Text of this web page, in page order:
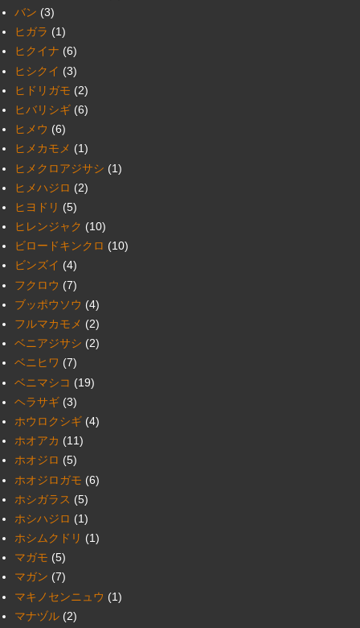
バン (3)
ヒガラ (1)
ヒクイナ (6)
ヒシクイ (3)
ヒドリガモ (2)
ヒバリシギ (6)
ヒメウ (6)
ヒメカモメ (1)
ヒメクロアジサシ (1)
ヒメハジロ (2)
ヒヨドリ (5)
ヒレンジャク (10)
ビロードキンクロ (10)
ビンズイ (4)
フクロウ (7)
ブッポウソウ (4)
フルマカモメ (2)
ベニアジサシ (2)
ベニヒワ (7)
ベニマシコ (19)
ヘラサギ (3)
ホウロクシギ (4)
ホオアカ (11)
ホオジロ (5)
ホオジロガモ (6)
ホシガラス (5)
ホシハジロ (1)
ホシムクドリ (1)
マガモ (5)
マガン (7)
マキノセンニュウ (1)
マナヅル (2)